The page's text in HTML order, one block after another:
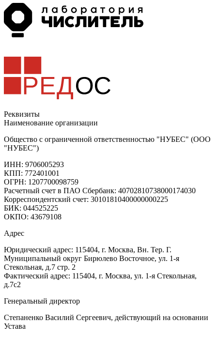
Реквизиты
Наименование организации
Общество с ограниченной ответственностью "НУБЕС" (ООО
"НУБЕС")
ИНН: 9706005293
КПП: 772401001
ОГРН: 1207700098759
Расчетный счет в ПАО Сбербанк: 40702810738000174030
Корреспондентский счет: 30101810400000000225
БИК: 044525225
ОКПО: 43679108
Адрес
Юридический адрес: 115404, г. Москва, Вн. Тер. Г.
Муниципальный округ Бирюлево Восточное, ул. 1-я
Стекольная, д.7 стр. 2
Фактический адрес: 115404, г. Москва, ул. 1-я Стекольная,
д.7с2
Генеральный директор
Степаненко Василий Сергеевич, действующий на основании
Устава